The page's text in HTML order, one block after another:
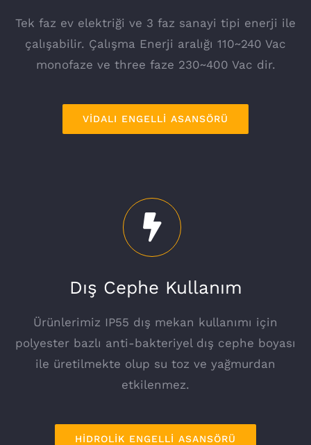
Tek faz ev elektriği ve 3 faz sanayi tipi enerji ile
çalışabilir. Çalışma Enerji aralığı 110~240 Vac
monofaze ve three faze 230~400 Vac dir.
VİDALI ENGELLİ ASANSÖRÜ
Dış Cephe Kullanım
Ürünlerimiz IP55 dış mekan kullanımı için
polyester bazlı anti-bakteriyel dış cephe boyası
ile üretilmekte olup su toz ve yağmurdan
etkilenmez.
HİDROLİK ENGELLİ ASANSÖRÜ